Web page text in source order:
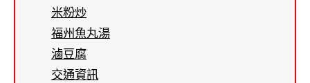
米粉炒
福州魚丸湯
滷豆腐
交通資訊